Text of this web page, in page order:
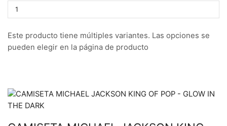
Este producto tiene múltiples variantes. Las opciones se
pueden elegir en la página de producto